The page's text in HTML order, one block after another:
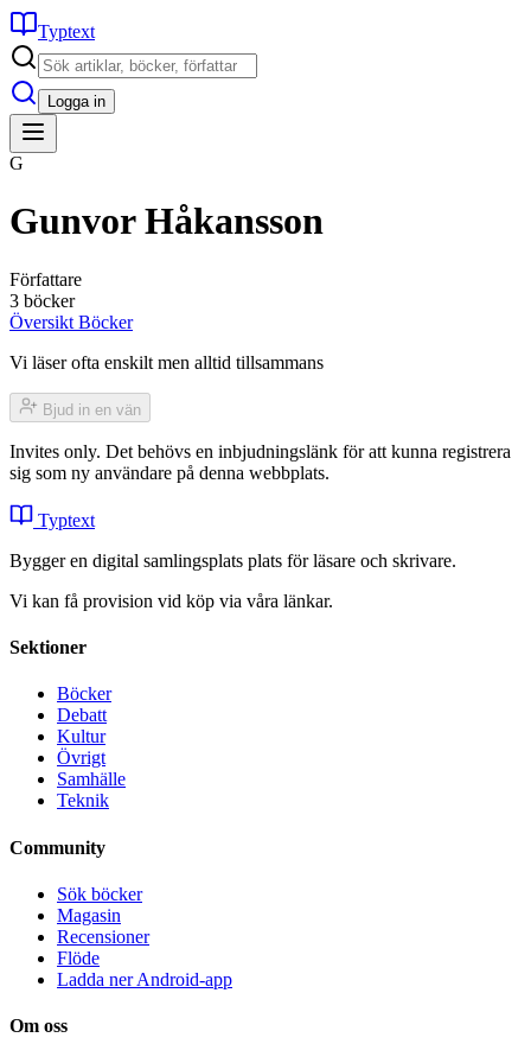
Typtext
Logga in
G
Gunvor Håkansson
Författare
3 böcker
Översikt Böcker
Vi läser ofta enskilt men alltid tillsammans
Bjud in en vän
Invites only. Det behövs en inbjudningslänk för att kunna registrera
sig som ny användare på denna webbplats.
Typtext
Bygger en digital samlingsplats plats för läsare och skrivare.
Vi kan få provision vid köp via våra länkar.
Sektioner
Böcker
Debatt
Kultur
Övrigt
Samhälle
Teknik
Community
Sök böcker
Magasin
Recensioner
Flöde
Ladda ner Android-app
Om oss